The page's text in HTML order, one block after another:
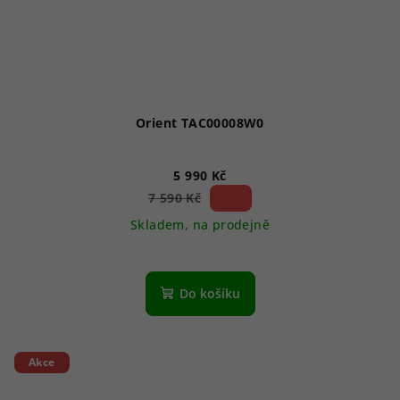
Orient TAC00008W0
5 990 Kč
7 590 Kč
Skladem, na prodejně
Do košíku
Akce